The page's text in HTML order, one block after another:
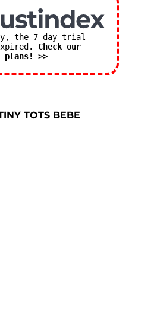
the 7-day trial
Check our
plans! >>
TOTS BEBE